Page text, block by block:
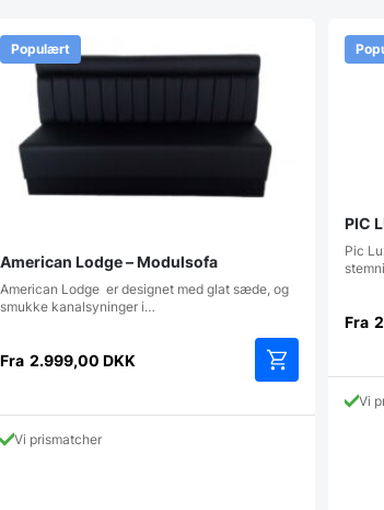
Populært
American Lodge – Modulsofa
American Lodge er designet med glat sæde, og
smukke kanalsyninger i…
Fra 2.999,00 DKK
vare
Vi prismatcher
PIC
Pic
Fra
Vi